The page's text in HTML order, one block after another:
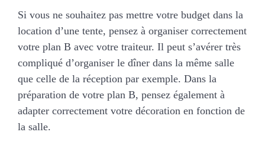
Si vous ne souhaitez pas mettre votre budget dans la
location d’une tente, pensez à organiser correctement
votre plan B avec votre traiteur. Il peut s’avérer très
compliqué d’organiser le dîner dans la même salle
que celle de la réception par exemple. Dans la
préparation de votre plan B, pensez également à
adapter correctement votre décoration en fonction de
la salle.